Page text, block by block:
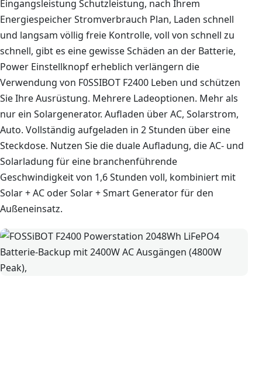
Eingangsleistung Schutzleistung, nach Ihrem
Energiespeicher Stromverbrauch Plan, Laden schnell
und langsam völlig freie Kontrolle, voll von schnell zu
schnell, gibt es eine gewisse Schäden an der Batterie,
Power Einstellknopf erheblich verlängern die
Verwendung von F0SSIBOT F2400 Leben und schützen
Sie Ihre Ausrüstung. Mehrere Ladeoptionen. Mehr als
nur ein Solargenerator. Aufladen über AC, Solarstrom,
Auto. Vollständig aufgeladen in 2 Stunden über eine
Steckdose. Nutzen Sie die duale Aufladung, die AC- und
Solarladung für eine branchenführende
Geschwindigkeit von 1,6 Stunden voll, kombiniert mit
Solar + AC oder Solar + Smart Generator für den
Außeneinsatz.